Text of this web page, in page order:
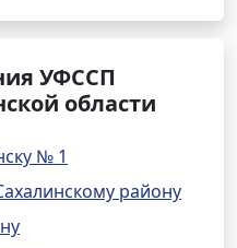
УФССП
области
№ 1
району